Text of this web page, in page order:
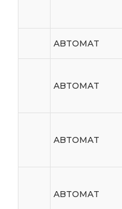
ABTOMAT
ABTOMAT
ABTOMAT
ABTOMAT